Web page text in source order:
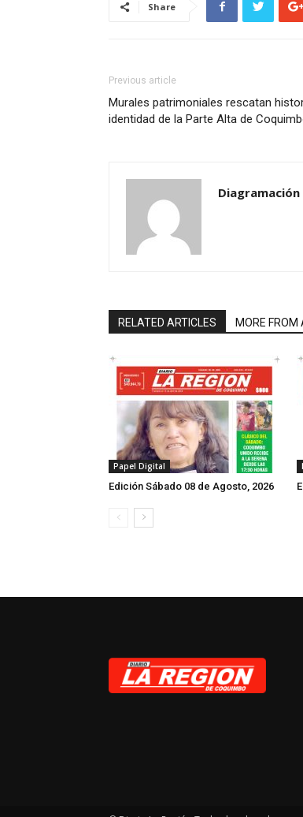
Share
Previous article
Murales patrimoniales rescatan
identidad de la Parte Alta de
Diagramación
RELATED ARTICLES MORE FROM
Papel Digital
Edición Sábado 08 de Agosto, 2026